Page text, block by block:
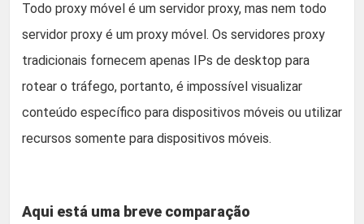
Todo proxy móvel é um servidor proxy, mas nem todo
servidor proxy é um proxy móvel. Os servidores proxy
tradicionais fornecem apenas IPs de desktop para
rotear o tráfego, portanto, é impossível visualizar
conteúdo específico para dispositivos móveis ou utilizar
recursos somente para dispositivos móveis.
Aqui está uma breve comparação